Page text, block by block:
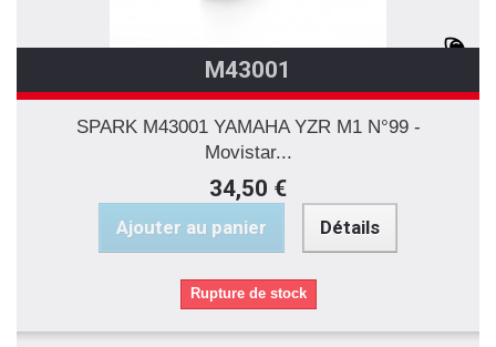
M43001
SPARK M43001 YAMAHA YZR M1 N°99 -
Movistar...
34,50 €
Ajouter au panier Détails
Rupture de stock